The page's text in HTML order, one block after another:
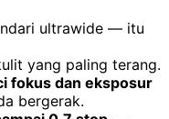
ultrawide — itu
yang paling terang.
fokus dan eksposur
bergerak.